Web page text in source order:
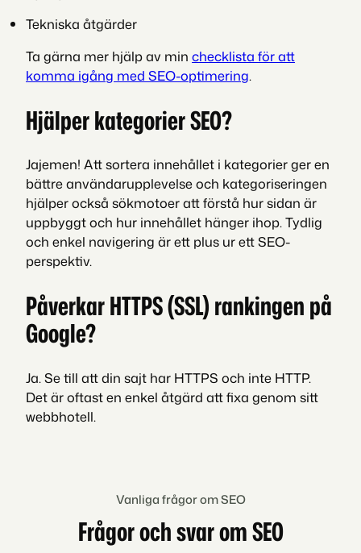
Tekniska åtgärder
Ta gärna mer hjälp av min checklista för att
komma igång med SEO-optimering.
Hjälper kategorier SEO?
Jajemen! Att sortera innehållet i kategorier ger en
bättre användarupplevelse och kategoriseringen
hjälper också sökmotoer att förstå hur sidan är
uppbyggt och hur innehållet hänger ihop. Tydlig
och enkel navigering är ett plus ur ett SEO-
perspektiv.
Påverkar HTTPS (SSL) rankingen på
Google?
Ja. Se till att din sajt har HTTPS och inte HTTP.
Det är oftast en enkel åtgärd att fixa genom sitt
webbhotell.
Vanliga frågor om SEO
Frågor och svar om SEO